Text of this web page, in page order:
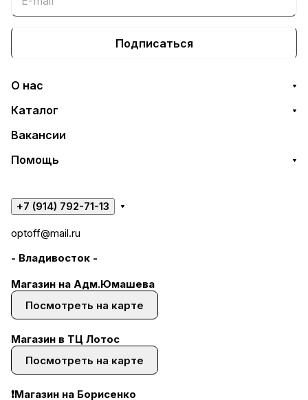
Подписаться
О нас
Каталог
Вакансии
Помощь
+7 (914) 792-71-13
optoff@mail.ru
- Владивосток -
Магазин на Адм.Юмашева
Посмотреть на карте
Магазин в ТЦ Лотос
Посмотреть на карте
❗Магазин на Борисенко